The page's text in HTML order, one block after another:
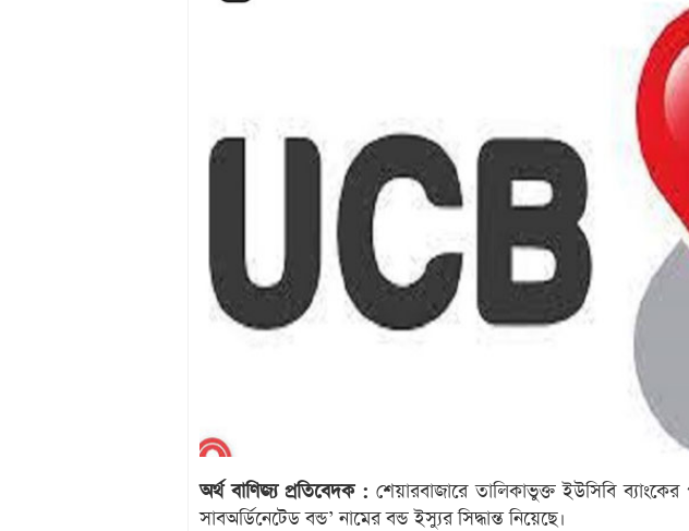
অর্থ বাণিজ্য প্রতিবেদক : শেয়ারবাজারে তালিকাভুক্ত ইউসিবি ব্যাংকের
সাবঅর্ডিনেটেড বন্ড’ নামের বন্ড ইস্যুর সিদ্ধান্ত নিয়েছে।